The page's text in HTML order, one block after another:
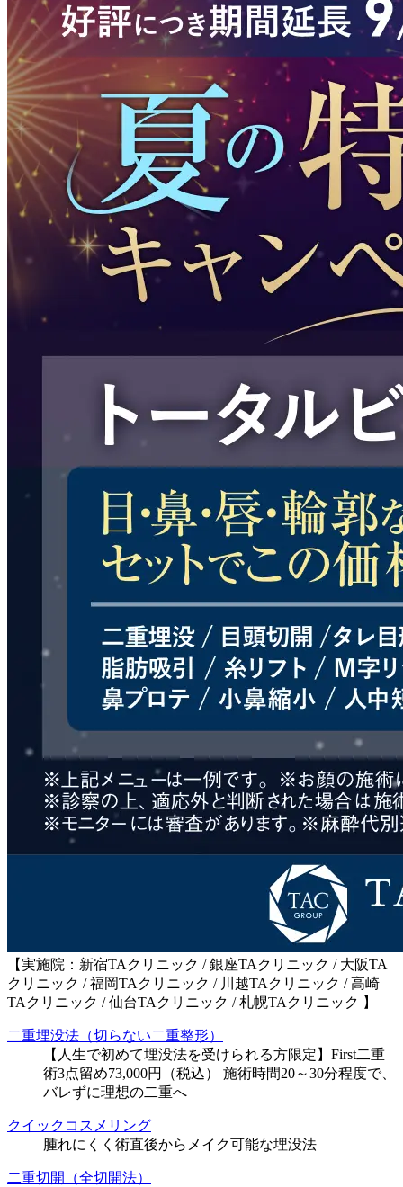
【実施院：新宿TAクリニック / 銀座TAクリニック / 大阪TA
クリニック / 福岡TAクリニック / 川越TAクリニック / 高崎
TAクリニック / 仙台TAクリニック / 札幌TAクリニック 】
二重埋没法（切らない二重整形）
【人生で初めて埋没法を受けられる方限定】First二重
術3点留め73,000円（税込） 施術時間20～30分程度で、
バレずに理想の二重へ
クイックコスメリング
腫れにくく術直後からメイク可能な埋没法
二重切開（全切開法）